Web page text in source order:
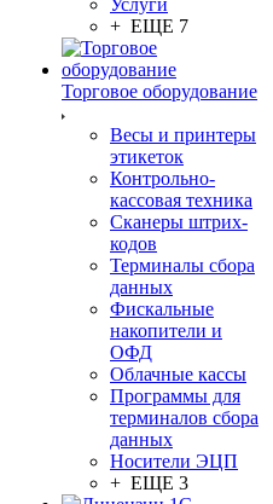
Услуги
+ ЕЩЕ 7
Торговое оборудование
Весы и принтеры
этикеток
Контрольно-
кассовая техника
Сканеры штрих-
кодов
Терминалы сбора
данных
Фискальные
накопители и
ОФД
Облачные кассы
Программы для
терминалов сбора
данных
Носители ЭЦП
+ ЕЩЕ 3